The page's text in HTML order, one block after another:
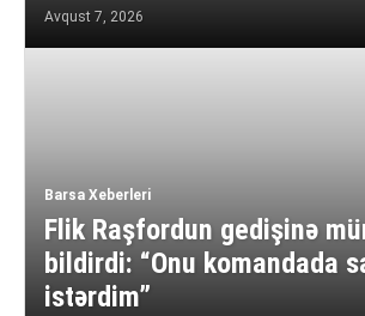
Avqust 7, 2026
Barsa Xeberleri
Flik Raşfordun gedişinə
bildirdi: “Onu komandada
istərdim”